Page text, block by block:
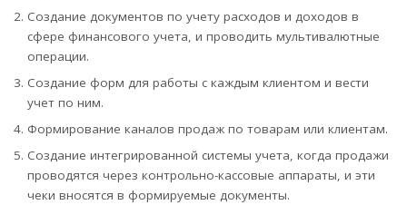
Создание документов по учету расходов и доходов в
сфере финансового учета, и проводить мультивалютные
операции.
Создание форм для работы с каждым клиентом и вести
учет по ним.
Формирование каналов продаж по товарам или клиентам.
Создание интегрированной системы учета, когда продажи
проводятся через контрольно-кассовые аппараты, и эти
чеки вносятся в формируемые документы.